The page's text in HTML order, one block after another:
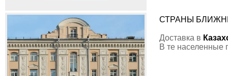
СТРАНЫ
Доставка в
В те населенные